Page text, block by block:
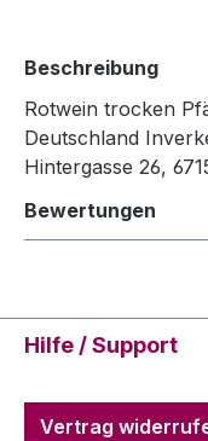
Beschreibung
Rotwein trocken
Deutschland
Hintergasse 26,
Bewertungen
Hilfe / Support
Vertrag